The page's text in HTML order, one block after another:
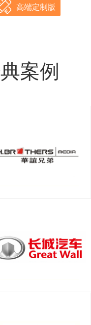
高端定制版
案例